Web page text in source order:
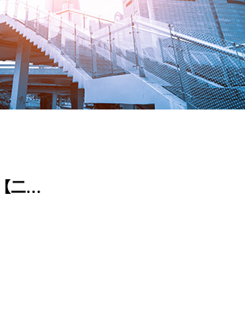
台中霧峰法拍屋，新埔路【二高名門】朝南別墅，近四德國小，四德路